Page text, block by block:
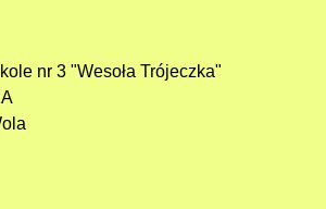
nr 3 "Wesoła Trójeczka"